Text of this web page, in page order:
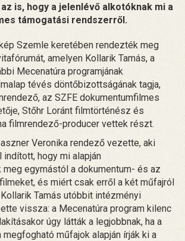
is, hogy a jelenlévő alkotóknak mi a
támogatási rendszerről.
Szemle keretében rendezték meg
amelyen Kollarik Tamás, a
Mecenatúra programjának
tévés döntőbizottságának tagja,
az SZFE dokumentumfilmes
Stőhr Loránt filmtörténész és
filmrendező-producer vettek részt.
Veronika rendező vezette, aki
hogy mi alapján
egymástól a dokumentum- és az
és miért csak erről a két műfajról
Tamás utóbbit intézményi
vissza: a Mecenatúra program kilenc
úgy látták a legjobbnak, ha a
műfajok alapján írják ki a